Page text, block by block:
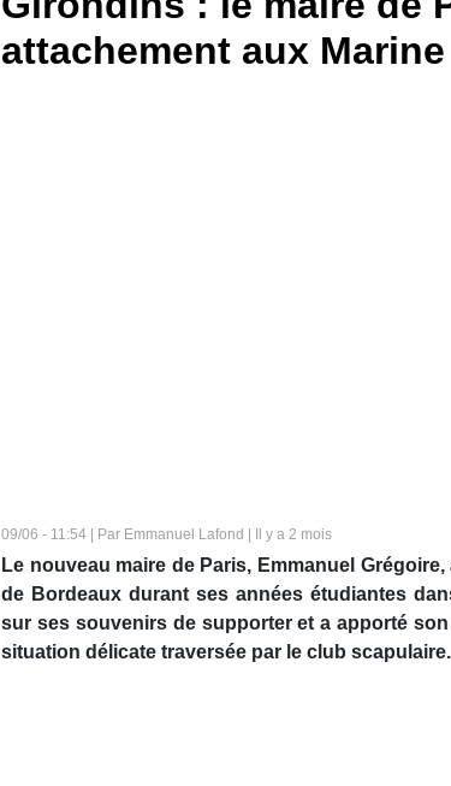
attachement aux
09/06 - 11:54 | Par Emmanuel Lafond | Il y a 2 mois
Le nouveau maire de Paris, Emmanuel
de Bordeaux durant ses années étudiantes
sur ses souvenirs de supporter et a apporté
situation délicate traversée par le club scapulaire.